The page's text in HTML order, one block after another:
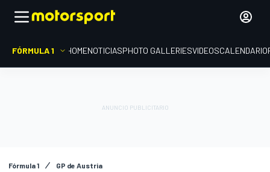
FÓRMULA 1 HOMENOTICIASPHOTO GALLERIESVIDEOSCALENDARIO
Fórmula 1 GP de Austria